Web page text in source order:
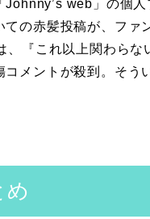
web」の個
の赤髪投稿が、ファ
、『これ以上関わら
メントが殺到。そう
め